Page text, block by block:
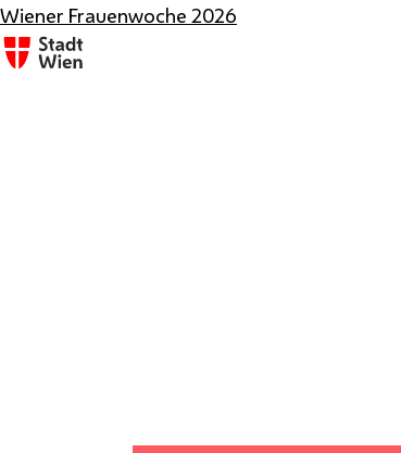
Wiener Frauenwoche 2026